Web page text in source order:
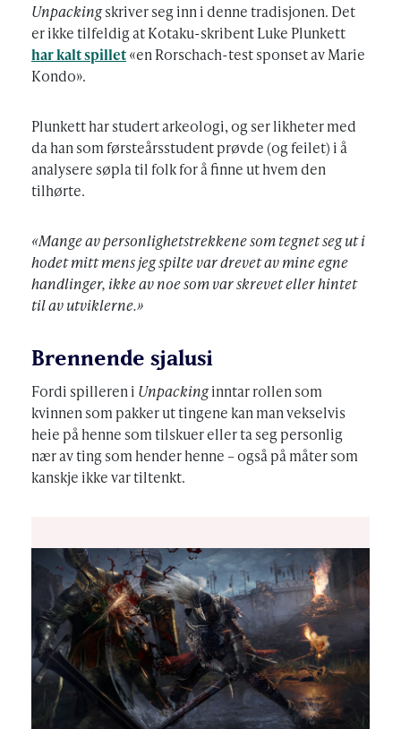
Unpackingskriver seg inn i denne tradisjonen. Det
er ikke tilfeldig at Kotaku-skribent Luke Plunkett
har kalt spillet«en Rorschach-test sponset av Marie
Kondo».
Plunkett har studert arkeologi, og ser likheter med
da han som førsteårsstudent prøvde (og feilet) i å
analysere søpla til folk for å finne ut hvem den
tilhørte.
«Mange av personlighetstrekkene som tegnet seg ut i
hodet mitt mens jeg spilte var drevet av mine egne
handlinger, ikke av noe som var skrevet eller hintet
til av utviklerne.»
Brennende sjalusi
Fordi spilleren i Unpackinginntar rollen som
kvinnen som pakker ut tingene kan man vekselvis
heie på henne som tilskuer eller ta seg personlig
nær av ting som hender henne – også på måter som
kanskje ikke var tiltenkt.